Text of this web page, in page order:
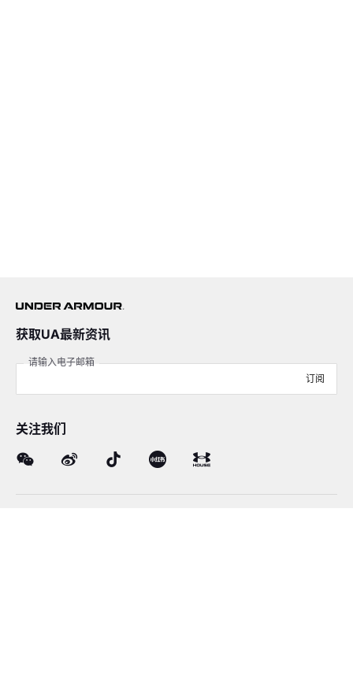
获取UA最新资讯
请输入电子邮箱
订阅
关注我们